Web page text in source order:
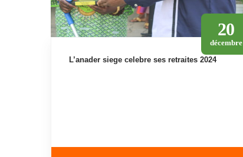
20
décembre
l’anader siege celebre ses retraites 2024